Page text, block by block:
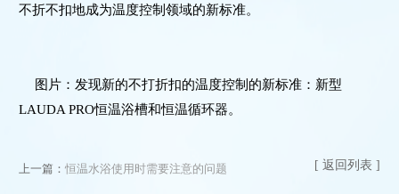
不折不扣地成为温度控制领域的新标准。
图片：发现新的不打折扣的温度控制的新标准：新型
LAUDA PRO恒温浴槽和恒温循环器。
上一篇： 恒温水浴使用时需要注意的问题 [ 返回列表 ]